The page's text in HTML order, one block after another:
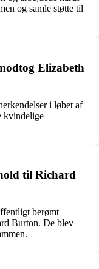
og samle støtte til
Elizabeth
i løbet af
kvindelige
til Richard
berømt
Burton. De blev